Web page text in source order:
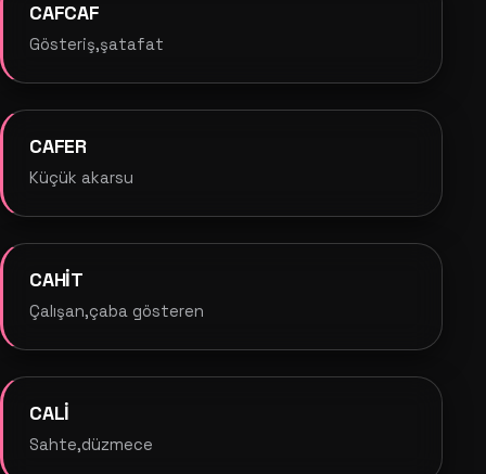
CAFCAF
Gösteriş,şatafat
CAFER
Küçük akarsu
CAHİT
Çalışan,çaba gösteren
CALİ
Sahte,düzmece